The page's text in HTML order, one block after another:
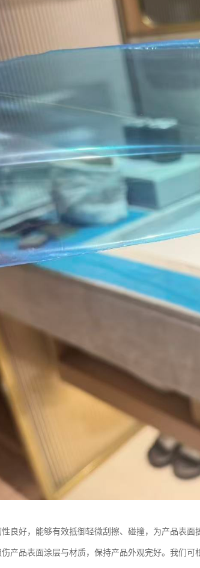
性良好，能够有效抵御轻微刮擦、碰撞，为产品表
伤产品表面涂层与材质，保持产品外观完好。我们